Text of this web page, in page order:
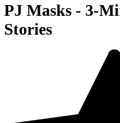
PJ Masks - 3-
Stories